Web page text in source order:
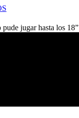
jugar hasta los 18”